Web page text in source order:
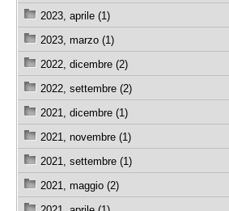
2023, aprile (1)
2023, marzo (1)
2022, dicembre (2)
2022, settembre (2)
2021, dicembre (1)
2021, novembre (1)
2021, settembre (1)
2021, maggio (2)